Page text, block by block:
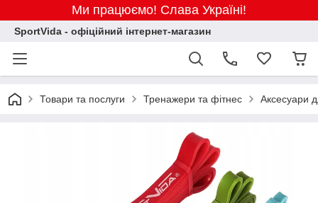
Ми працюємо! Слава Україні!
SportVida - офіційний інтернет-магазин
Товари та послуги Тренажери та фітнес Аксесуари